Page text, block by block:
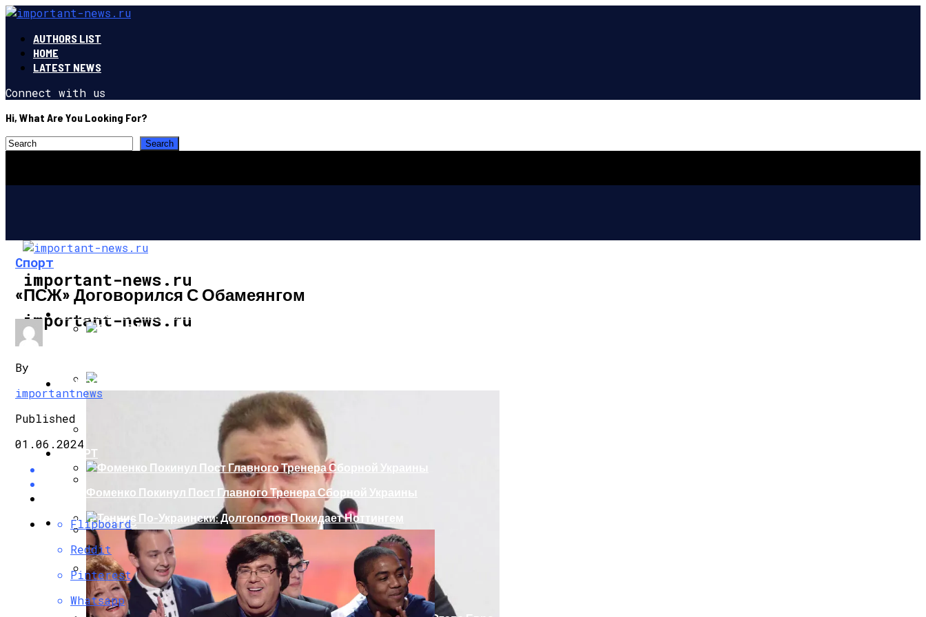
AUTHORS LIST
HOME
LATEST NEWS
Connect with us
Hi, What Are You Looking For?
important-news.ru
important-news.ru
ИНТЕРЕСНОЕ И ПОЗНАВАТЕЛЬНОЕ
В Сети Высмеяли Свадебный Подарок Путина Главе МИД Австрии
«Князь, Где Вы Шлялись»: В Сети Высмеяли Российский Лайнер, «заблудившийся» В Крыму
Репетицию Парада В Киеве Высмеяли Веселыми Фотожабами
В Швеции Белый Медведь Застрял В Окне Отеля, Знатно Позавтракав
НОВОСТИ
СПОРТ
Фоменко Покинул Пост Главного Тренера Сборной Украины
Теннис По-Украински: Долгополов Покидает Ноттингем
Роналду Остается В «Реале» До 2020 Года
ШОУ-БИЗНЕС
Спорт
«ПСЖ» Договорился С Обамеянгом
By
importantnews
Published
01.06.2024
Flipboard
Reddit
Pinterest
Whatsapp